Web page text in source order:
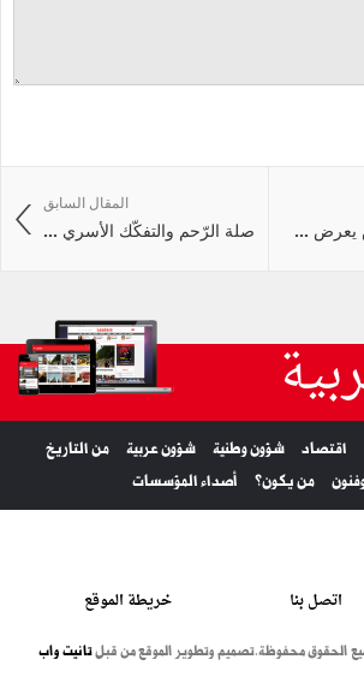
المقال السابق
صلة الرّحم والتفكّك الأسري ... يعرض ...
اقتصاد شؤون وطنية شؤون عربية
من التاريخ
من يكون؟ أصداء المؤسسات
اتصل بنا خريطة الموقع
تصميم وتطوير الموقع من قبلتانيت واب